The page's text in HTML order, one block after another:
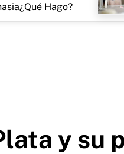
¿Qué Hago?
y su